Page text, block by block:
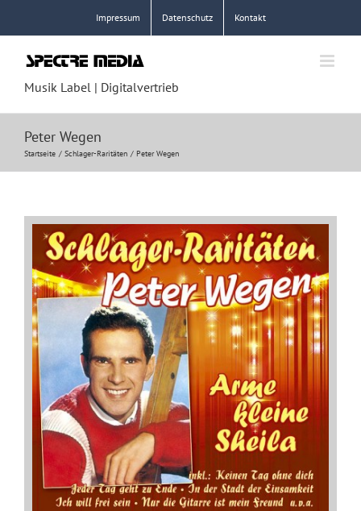
springen
Impressum Datenschutz Kontakt
Musik Label | Digitalvertrieb
Peter Wegen
Startseite Schlager-Raritäten Peter Wegen